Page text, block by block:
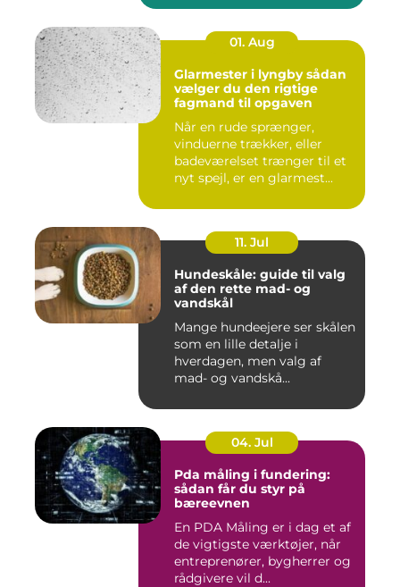
01. Aug
Glarmester i lyngby sådan
vælger du den rigtige
fagmand til opgaven
Når en rude sprænger,
vinduerne trækker, eller
badeværelset trænger til et
nyt spejl, er en glarmest...
11. Jul
Hundeskåle: guide til valg
af den rette mad- og
vandskål
Mange hundeejere ser skålen
som en lille detalje i
hverdagen, men valg af
mad- og vandskå...
04. Jul
Pda måling i fundering:
sådan får du styr på
bæreevnen
En PDA Måling er i dag et af
de vigtigste værktøjer, når
entreprenører, bygherrer og
rådgivere vil d...